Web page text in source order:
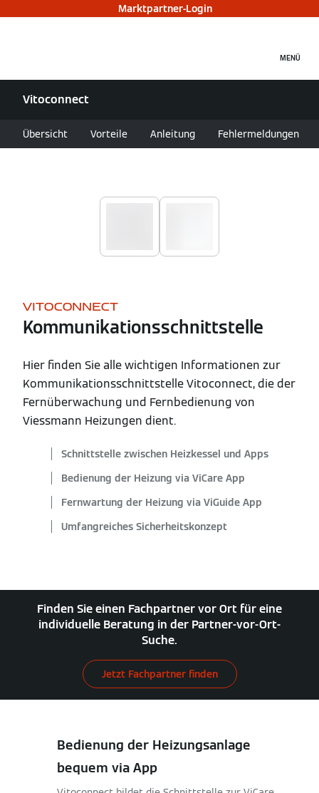
Marktpartner-Login
MENÜ
Vitoconnect
Übersicht Vorteile Anleitung Fehlermeldungen
VITOCONNECT
Kommunikationsschnittstelle
Hier finden Sie alle wichtigen Informationen zur
Kommunikationsschnittstelle Vitoconnect, die der
Fernüberwachung und Fernbedienung von
Viessmann Heizungen dient.
Schnittstelle zwischen Heizkessel und Apps
Bedienung der Heizung via ViCare App
Fernwartung der Heizung via ViGuide App
Umfangreiches Sicherheitskonzept
Finden Sie einen Fachpartner vor Ort für eine
individuelle Beratung in der Partner-vor-Ort-
Suche.
Jetzt Fachpartner finden
Bedienung der Heizungsanlage
bequem via App